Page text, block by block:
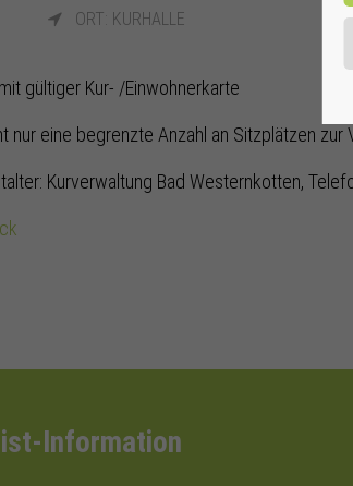
ORT: KURHALLE
gültiger Kur- /Einwohnerkarte
nur eine begrenzte Anzahl an Sitzplätzen zur
Kurverwaltung Bad Westernkotten,
Information